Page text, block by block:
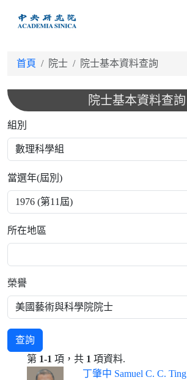
首頁 院士 院士基本資料查詢
院士基本資料查詢
組別
當選年(屆別)
所在地區
榮譽
查詢
第 1-1 項，共 1 項資料.
丁肇中 Samuel C. C. Ting